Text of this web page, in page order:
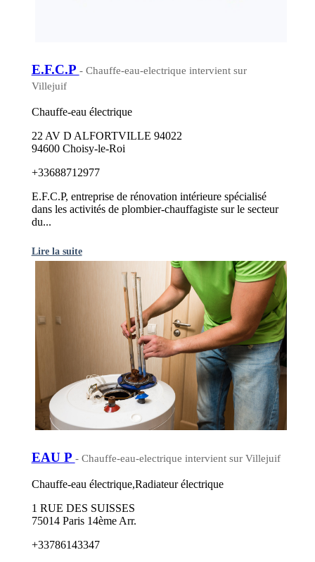
E.F.C.P - Chauffe-eau-electrique intervient sur
Villejuif
Chauffe-eau électrique
22 AV D ALFORTVILLE 94022
94600 Choisy-le-Roi
+33688712977
E.F.C.P, entreprise de rénovation intérieure spécialisé
dans les activités de plombier-chauffagiste sur le secteur
du...
Lire la suite
EAU P - Chauffe-eau-electrique intervient sur Villejuif
Chauffe-eau électrique,Radiateur électrique
1 RUE DES SUISSES
75014 Paris 14ème Arr.
+33786143347